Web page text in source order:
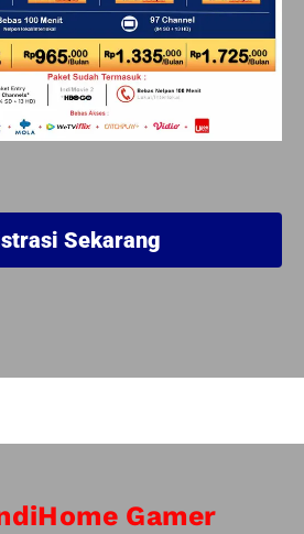
Sekarang
Gamer